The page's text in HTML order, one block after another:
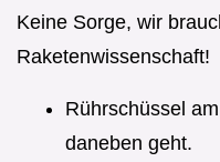
Keine Sorge, wir
Raketenwissenschaft!
Rührschüssel
daneben geht.